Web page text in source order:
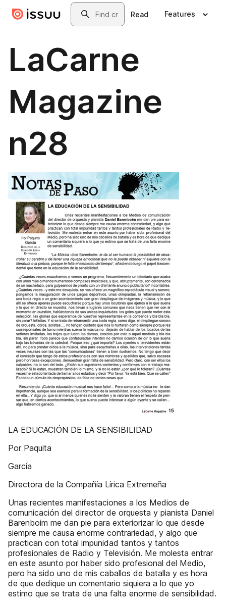
Skip to main contentSearch
Read Features
LaCarne
Magazine
n28
LA EDUCACIÓN DE LA SENSIBILIDAD
Por Paquita
García
Directora de la Compañía Lírica Extremeña
Unas recientes manifestaciones a los Medios de
comunicación del director de orquesta y pianista Daniel
Barenboim me dan pie para exteriorizar lo que desde
siempre me causa enorme contrariedad, y algo que
practican con total impunidad tantos y tantos
profesionales de Radio y Televisión. Me molesta entrar
en este asunto por haber sido profesional del Medio,
pero ha sido uno de mis caballos de batalla y es hora
de que dedique un comentario siquiera a lo que yo
estimo que se trata de una falta enorme de sensibilidad.